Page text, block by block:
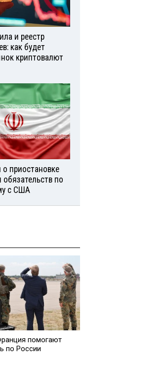
и реестр
как будет
криптовалют
о приостановке
по
с США
помогают
по России